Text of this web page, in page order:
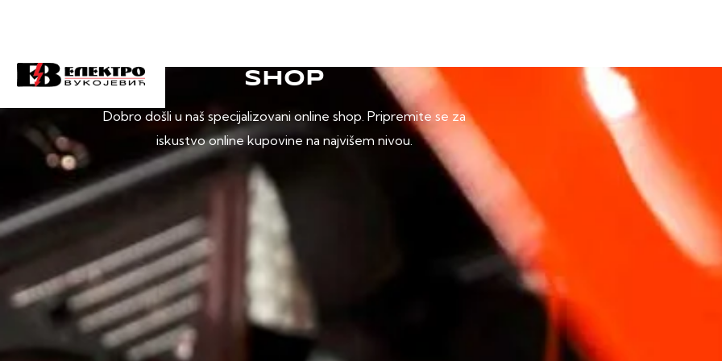
SHOP
Dobro došli u naš specijalizovani online shop. Pripremite se za
iskustvo online kupovine na najvišem nivou.